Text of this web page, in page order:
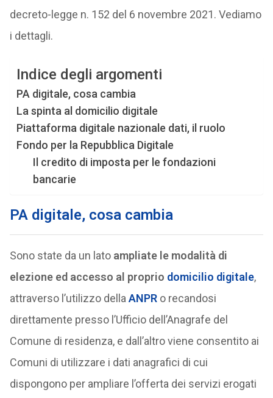
decreto-legge n. 152 del 6 novembre 2021. Vediamo
i dettagli.
Indice degli argomenti
PA digitale, cosa cambia
La spinta al domicilio digitale
Piattaforma digitale nazionale dati, il ruolo
Fondo per la Repubblica Digitale
Il credito di imposta per le fondazioni
bancarie
PA digitale, cosa cambia
Sono state da un lato ampliate le modalità di
elezione ed accesso al proprio domicilio digitale,
attraverso l’utilizzo della ANPRo recandosi
direttamente presso l’Ufficio dell’Anagrafe del
Comune di residenza, e dall’altro viene consentito ai
Comuni di utilizzare i dati anagrafici di cui
dispongono per ampliare l’offerta dei servizi erogati